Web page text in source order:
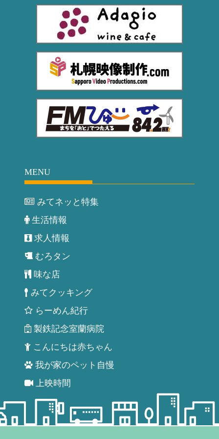
MENU
みてネッと特集
生活情報
求人情報
むろタン
味な店
みてクッキング
らーめん紀行
製鉄記念室蘭病院
こんにちは赤ちゃん
我が家のペット自慢
上映時間